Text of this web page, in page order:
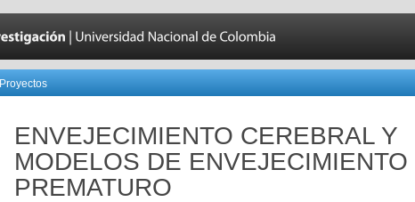
Proyectos
ENVEJECIMIENTO CEREBRAL Y
MODELOS DE ENVEJECIMIENTO
PREMATURO